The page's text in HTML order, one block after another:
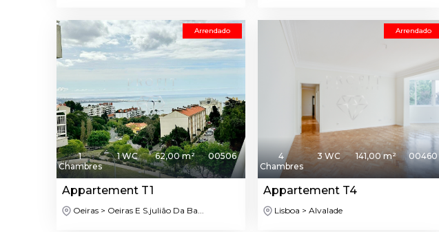
Arrendado
1
Chambres
1 WC 62,00 m² 00506
Appartement T1
Oeiras > Oeiras E S.julião Da Ba...
Arrendado
4
Chambres
3 WC 141,00 m² 00460
Appartement T4
Lisboa > Alvalade